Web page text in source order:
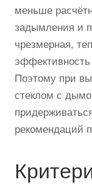
меньше
задымления и
чрезмерная,
эффективность
Поэтому при
стеклом с
рекомендаций